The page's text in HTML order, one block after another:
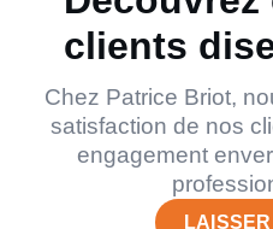
clients
Chez Patrice Briot,
satisfaction de nos
engagement